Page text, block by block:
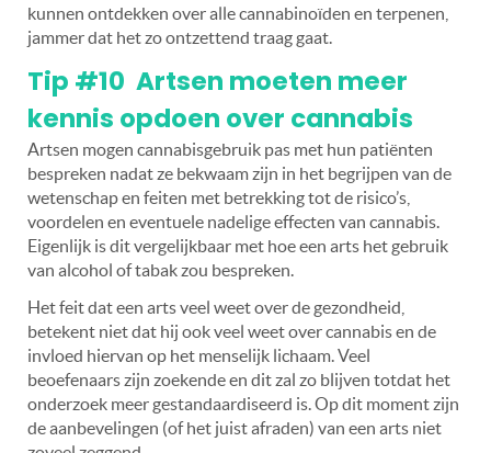
kunnen ontdekken over alle cannabinoïden en terpenen,
jammer dat het zo ontzettend traag gaat.
Tip #10 Artsen moeten meer
kennis opdoen over cannabis
Artsen mogen cannabisgebruik pas met hun patiënten
bespreken nadat ze bekwaam zijn in het begrijpen van de
wetenschap en feiten met betrekking tot de risico’s,
voordelen en eventuele nadelige effecten van cannabis.
Eigenlijk is dit vergelijkbaar met hoe een arts het gebruik
van alcohol of tabak zou bespreken.
Het feit dat een arts veel weet over de gezondheid,
betekent niet dat hij ook veel weet over cannabis en de
invloed hiervan op het menselijk lichaam. Veel
beoefenaars zijn zoekende en dit zal zo blijven totdat het
onderzoek meer gestandaardiseerd is. Op dit moment zijn
de aanbevelingen (of het juist afraden) van een arts niet